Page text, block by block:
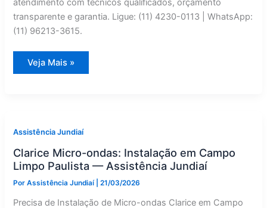
atendimento com técnicos qualificados, orçamento
transparente e garantia. Ligue: (11) 4230-0113 | WhatsApp:
(11) 96213-3615.
Lavadora
de
Manutenção
Preventiva
Veja Mais »
Assistência Jundiaí
Clarice Micro-ondas: Instalação em Campo
Limpo Paulista — Assistência Jundiaí
PorAssistência Jundiaí |21/03/2026
Precisa de Instalação de Micro-ondas Clarice em Campo